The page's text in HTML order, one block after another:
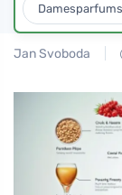
Damesparfums
Jan Svoboda